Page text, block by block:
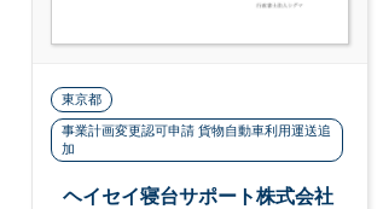
東京都
事業計画変更認可申請 貨物自動車利用運送追
加
ヘイセイ寝台サポート株式会社